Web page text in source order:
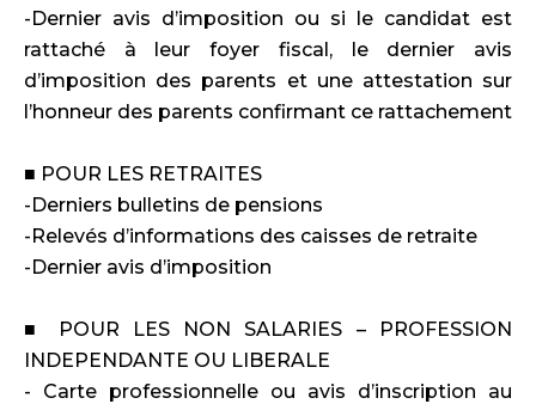
-Dernier avis d’imposition ou si le candidat est
rattaché à leur foyer fiscal, le dernier avis
d’imposition des parents et une attestation sur
l’honneur des parents confirmant ce rattachement
■ POUR LES RETRAITES
-Derniers bulletins de pensions
-Relevés d’informations des caisses de retraite
-Dernier avis d’imposition
■ POUR LES NON SALARIES – PROFESSION
INDEPENDANTE OU LIBERALE
- Carte professionnelle ou avis d’inscription au